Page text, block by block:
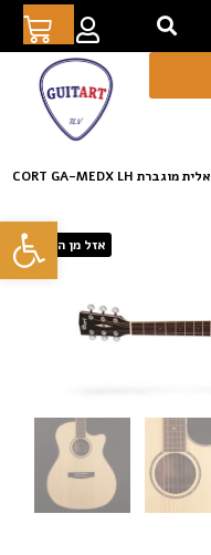
פתח
גיטרה אקוסטית שמאלית מוגברת CORT GA-MEDX LH
אזל מן המלאי